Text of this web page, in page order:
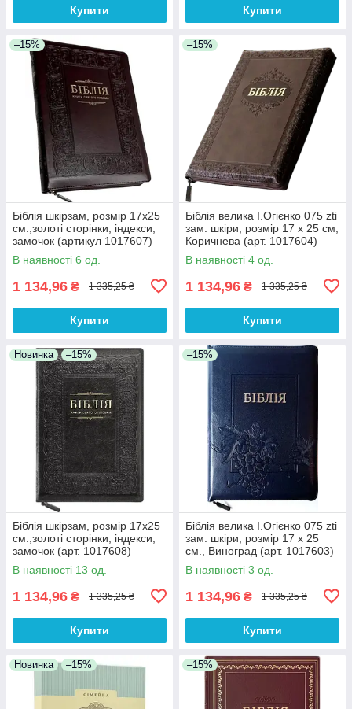
Купити Купити
–15%
Біблія шкірзам, розмір 17х25
см.,золоті сторінки, індекси,
замочок (артикул 1017607)
рамка
В наявності 6 од.
1 134,96 ₴ 1 335,25 ₴
Купити
–15%
Біблія велика І.Огієнко 075 zti
зам. шкіри, розмір 17 х 25 см,
Коричнева (арт. 1017604)
В наявності 4 од.
1 134,96 ₴ 1 335,25 ₴
Купити
Новинка –15%
Біблія шкірзам, розмір 17х25
см.,золоті сторінки, індекси,
замочок (арт. 1017608)
В наявності 13 од.
1 134,96 ₴ 1 335,25 ₴
Купити
–15%
Біблія велика І.Огієнко 075 zti
зам. шкіри, розмір 17 х 25
см., Виноград (арт. 1017603)
В наявності 3 од.
1 134,96 ₴ 1 335,25 ₴
Купити
Новинка –15% –15%